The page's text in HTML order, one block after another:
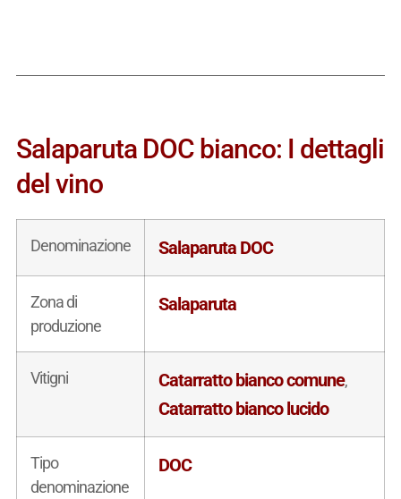
Salaparuta DOC bianco: I dettagli
del vino
Denominazione Salaparuta DOC
Zona di
produzione
Salaparuta
Vitigni Catarratto bianco comune,
Catarratto bianco lucido
Tipo
denominazione
DOC